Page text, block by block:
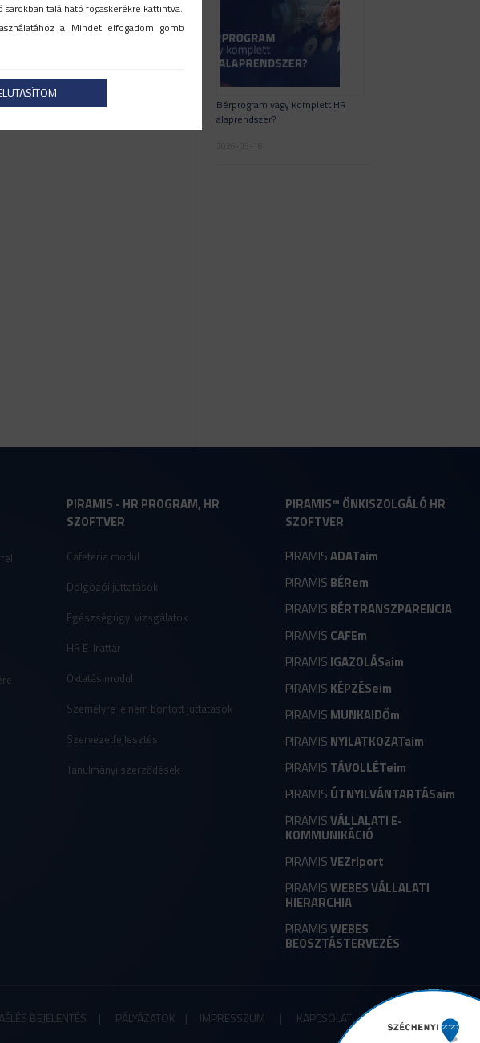
Bérprogram vagy komplett HR
alaprendszer?
PIRAMIS - HR PROGRAM, HR
SZOFTVER
Cafeteria modul
Dolgozói juttatások
Egészségügyi vizsgálatok
HR E-Irattár
Oktatás modul
Személyre le nem bontott juttatások
Szervezetfejlesztés
Tanulmányi szerződések
PIRAMIS™ ÖNKISZOLGÁLÓ HR
SZOFTVER
PIRAMISADATaim
PIRAMIS BÉRem
PIRAMIS BÉRTRANSZPARENCIA
PIRAMIS CAFEm
PIRAMIS IGAZOLÁSaim
PIRAMIS KÉPZÉSeim
PIRAMIS MUNKAIDŐm
PIRAMIS NYILATKOZATaim
PIRAMIS TÁVOLLÉTeim
PIRAMIS ÚTNYILVÁNTARTÁSaim
PIRAMISVÁLLALATI E-
KOMMUNIKÁCIÓ
PIRAMISVEZriport
PIRAMISWEBES VÁLLALATI
HIERARCHIA
PIRAMISWEBES
BEOSZTÁSTERVEZÉS
BEJELENTÉS | PÁLYÁZATOK | IMPRESSZUM | KAPCSOLAT
található fogaskerékre kattintva.
a Mindet elfogadom gomb